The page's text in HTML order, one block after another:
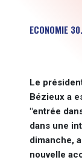
ECONOMIE
Le
Bézieux a
"entrée
dans une
dimanche,
nouvelle